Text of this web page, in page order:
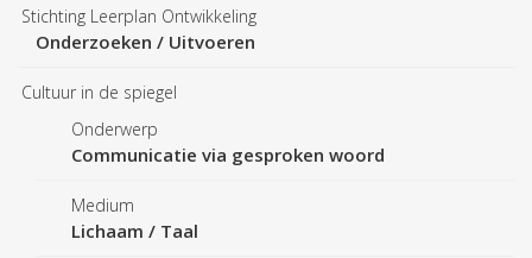
Stichting Leerplan Ontwikkeling
Onderzoeken / Uitvoeren
Cultuur in de spiegel
Onderwerp
Communicatie via gesproken woord
Medium
Lichaam / Taal